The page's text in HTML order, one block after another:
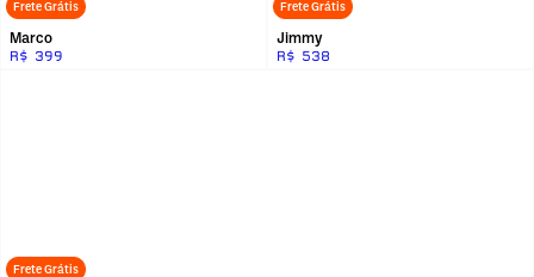
Frete Grátis
Marco
R$ 399
Frete Grátis
Frete Grátis
Jimmy
R$ 538